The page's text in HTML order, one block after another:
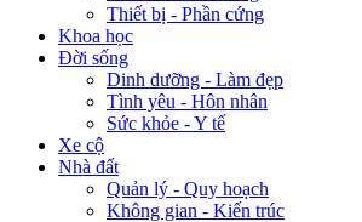
Thiết bị - Phần cứng
Khoa học
Đời sống
Dinh dưỡng - Làm đẹp
Tình yêu - Hôn nhân
Sức khỏe - Y tế
Xe cộ
Nhà đất
Quản lý - Quy hoạch
Không gian - Kiến trúc